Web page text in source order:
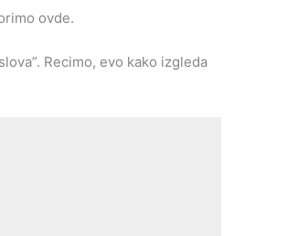
ovde.
Recimo, evo kako izgleda